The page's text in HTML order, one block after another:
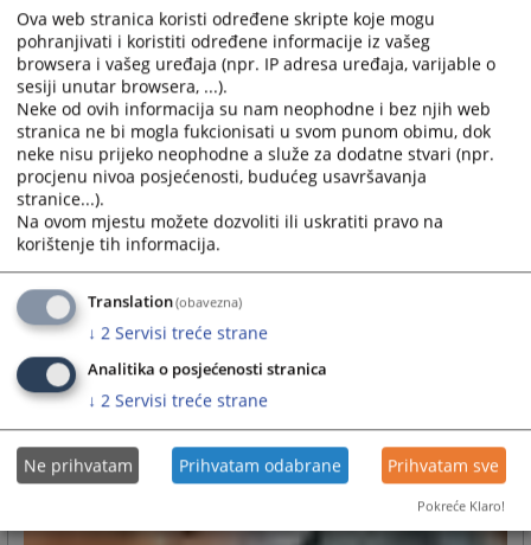
Ova web stranica koristi određene skripte koje mogu
pohranjivati i koristiti određene informacije iz vašeg
browsera i vašeg uređaja (npr. IP adresa uređaja, varijable o
sesiji unutar browsera, ...).
Neke od ovih informacija su nam neophodne i bez njih web
stranica ne bi mogla fukcionisati u svom punom obimu, dok
neke nisu prijeko neophodne a služe za dodatne stvari (npr.
procjenu nivoa posjećenosti, budućeg usavršavanja
stranice...).
Na ovom mjestu možete dozvoliti ili uskratiti pravo na
korištenje tih informacija.
Translation(obavezna)
↓ 2 Servisi treće strane
Analitika o posjećenosti stranica
↓ 2 Servisi treće strane
Ne prihvatam Prihvatam odabrane Prihvatam sve
Pokreće Klaro!